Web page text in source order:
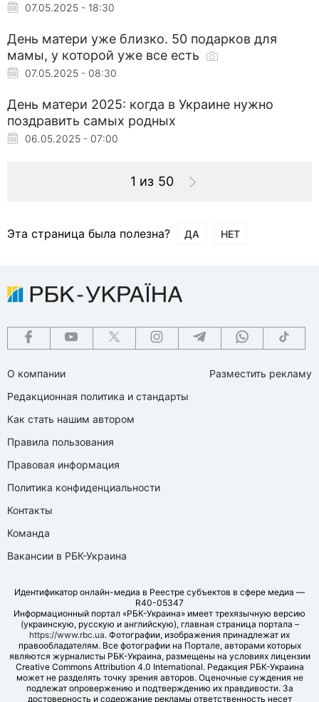
07.05.2025 - 18:30
День матери уже близко. 50 подарков для
мамы, у которой уже все есть
07.05.2025 - 08:30
День матери 2025: когда в Украине нужно
поздравить самых родных
06.05.2025 - 07:00
1 из 50
Эта страница была полезна? ДА НЕТ
О компании
Редакционная политика и стандарты
Как стать нашим автором
Правила пользования
Правовая информация
Политика конфиденциальности
Контакты
Команда
Вакансии в РБК-Украина
Разместить рекламу
Идентификатор онлайн-медиа в Реестре субъектов в сфере медиа —
R40-05347
Информационный портал «РБК-Украина» имеет трехязычную версию
(украинскую, русскую и английскую), главная страница портала –
https://www.rbc.ua. Фотографии, изображения принадлежат их
правообладателям. Все фотографии на Портале, авторами которых
являются журналисты РБК-Украина, размещены на условиях лицензии
Creative Commons Attribution 4.0 International. Редакция РБК-Украина
может не разделять точку зрения авторов. Оценочные суждения не
подлежат опровержению и подтверждению их правдивости. За
достоверность и содержание рекламы ответственность несет